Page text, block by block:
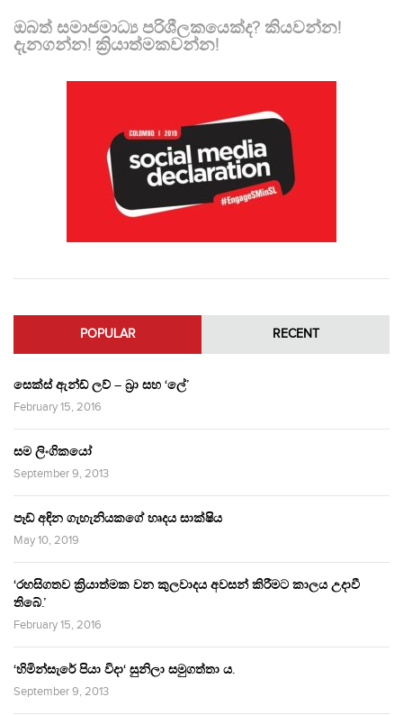
ඔබත් සමාජමාධ්‍ය පරිශීලකයෙක්ද? කියවන්න!
දැනගන්න! ක්‍රියාත්මකවන්න!
POPULAR RECENT
සෙක්ස් ඇන්ඩ් ලව් – බ්‍රා සහ ‘ලේ’
February 15, 2016
සම ලිංගිකයෝ
September 9, 2013
පෑඩ් අඳින ගැහැනියකගේ හෘදය සාක්ෂිය
May 10, 2019
‘රහසිගතව ක්‍රියාත්මක වන කුලවාදය අවසන් කිරීමට කාලය උදාවී
තිබේ.’
February 15, 2016
‘හිමින්සැරේ පියා විදා‘ සුනිලා සමුගත්තා ය.
September 9, 2013